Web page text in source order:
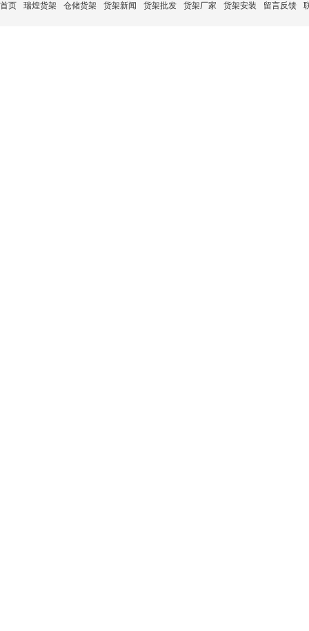
首页 瑞煌货架 仓储货架 货架新闻 货架批发 货架厂家 货架安装 留言反馈